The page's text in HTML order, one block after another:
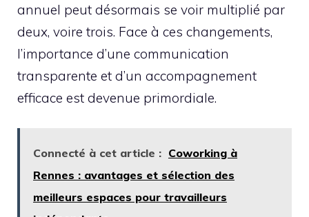
annuel peut désormais se voir multiplié par
deux, voire trois. Face à ces changements,
l’importance d’une communication
transparente et d’un accompagnement
efficace est devenue primordiale.
Connecté à cet article : Coworking à
Rennes : avantages et sélection des
meilleurs espaces pour travailleurs